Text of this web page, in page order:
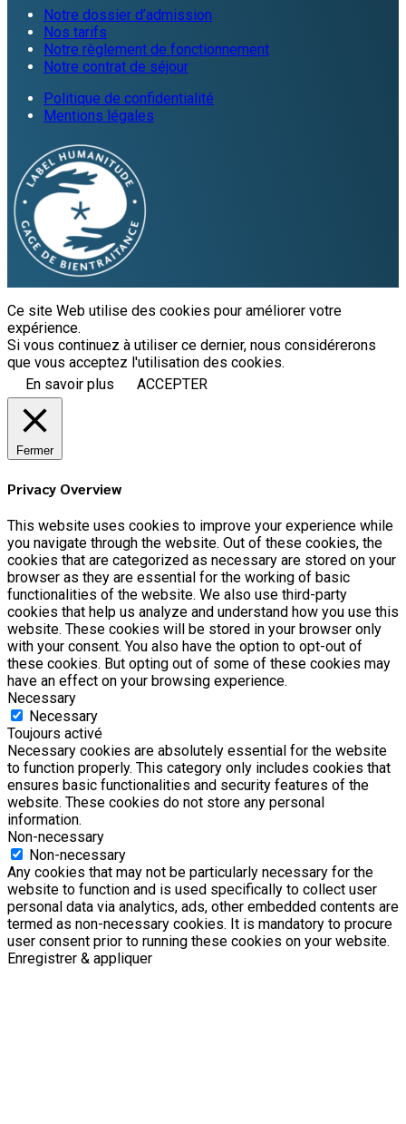
Notre dossier d’admission
Nos tarifs
Notre règlement de fonctionnement
Notre contrat de séjour
Politique de confidentialité
Mentions légales
Ce site Web utilise des cookies pour améliorer votre
expérience.
Si vous continuez à utiliser ce dernier, nous considérerons
que vous acceptez l'utilisation des cookies.
En savoir plus
ACCEPTER
Fermer
Privacy Overview
This website uses cookies to improve your experience while
you navigate through the website. Out of these cookies, the
cookies that are categorized as necessary are stored on your
browser as they are essential for the working of basic
functionalities of the website. We also use third-party
cookies that help us analyze and understand how you use this
website. These cookies will be stored in your browser only
with your consent. You also have the option to opt-out of
these cookies. But opting out of some of these cookies may
have an effect on your browsing experience.
Necessary
Necessary
Toujours activé
Necessary cookies are absolutely essential for the website
to function properly. This category only includes cookies that
ensures basic functionalities and security features of the
website. These cookies do not store any personal
information.
Non-necessary
Non-necessary
Any cookies that may not be particularly necessary for the
website to function and is used specifically to collect user
personal data via analytics, ads, other embedded contents are
termed as non-necessary cookies. It is mandatory to procure
user consent prior to running these cookies on your website.
Enregistrer & appliquer